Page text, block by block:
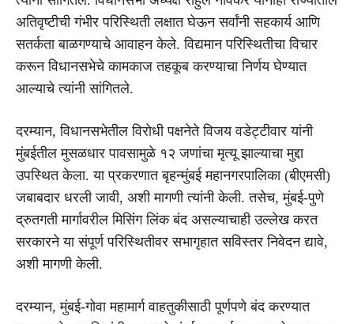
अतिवृष्टीची गंभीर परिस्थिती लक्षात घेऊन सर्वांनी सहकार्य आणि
सतर्कता बाळगण्याचे आवाहन केले. विद्यमान परिस्थितीचा विचार
करून विधानसभेचे कामकाज तहकूब करण्याचा निर्णय घेण्यात
आल्याचे त्यांनी सांगितले.
दरम्यान, विधानसभेतील विरोधी पक्षनेते विजय वडेट्टीवार यांनी
मुंबईतील मुसळधार पावसामुळे १२ जणांचा मृत्यू झाल्याचा मुद्दा
उपस्थित केला. या प्रकरणात बृहन्मुंबई महानगरपालिका (बीएमसी)
जबाबदार धरली जावी, अशी मागणी त्यांनी केली. तसेच, मुंबई-पुणे
द्रुतगती मार्गावरील मिसिंग लिंक बंद असल्याचाही उल्लेख करत
सरकारने या संपूर्ण परिस्थितीवर सभागृहात सविस्तर निवेदन द्यावे,
अशी मागणी केली.
दरम्यान, मुंबई-गोवा महामार्ग वाहतुकीसाठी पूर्णपणे बंद करण्यात